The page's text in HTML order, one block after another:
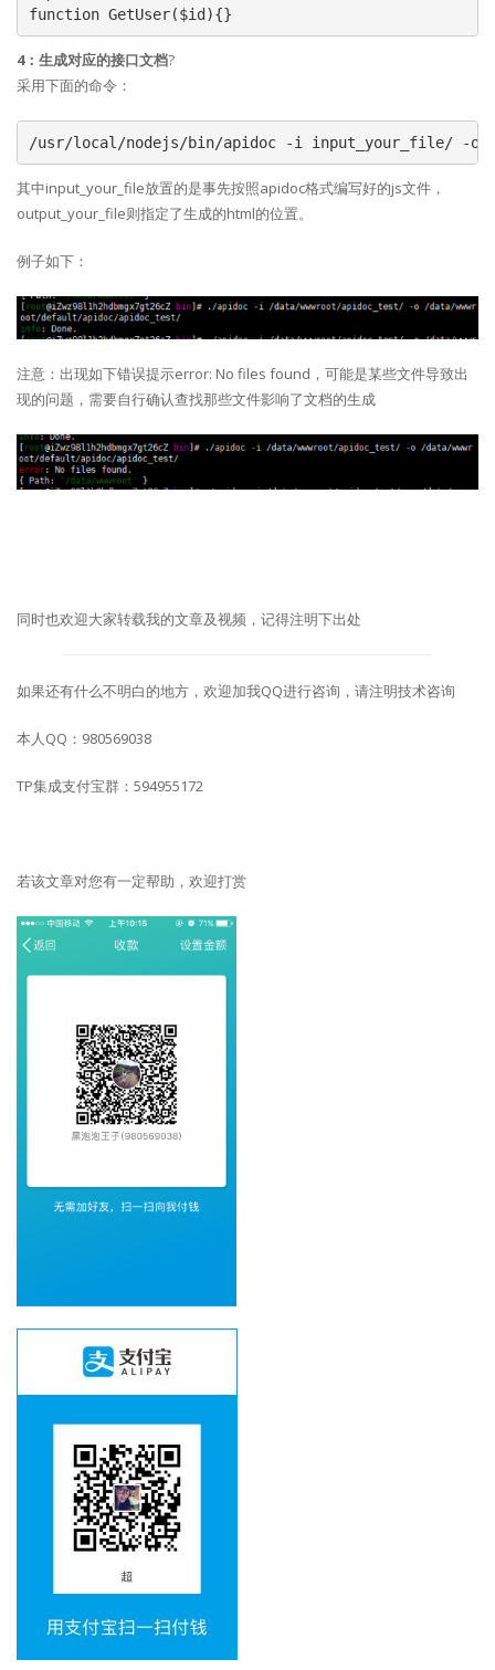
function GetUser($id){}
4：生成对应的接口文档?
采用下面的命令：
/usr/local/nodejs/bin/apidoc -i input_your_file/ -o
其中input_your_file放置的是事先按照apidoc格式编写好的js文件，
output_your_file则指定了生成的html的位置。
例子如下：
注意：出现如下错误提示error: No files found，可能是某些文件导致出
现的问题，需要自行确认查找那些文件影响了文档的生成
同时也欢迎大家转载我的文章及视频，记得注明下出处
如果还有什么不明白的地方，欢迎加我QQ进行咨询，请注明技术咨询
本人QQ：980569038
TP集成支付宝群：594955172
若该文章对您有一定帮助，欢迎打赏